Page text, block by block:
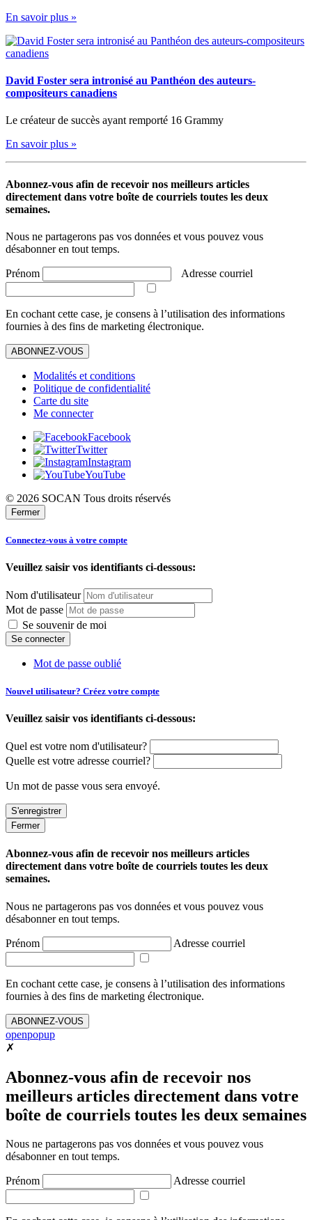
En savoir plus »
David Foster sera intronisé au Panthéon des auteurs-
compositeurs canadiens
Le créateur de succès ayant remporté 16 Grammy
En savoir plus »
Abonnez-vous afin de recevoir nos meilleurs articles
directement dans votre boîte de courriels toutes les deux
semaines.
Nous ne partagerons pas vos données et vous pouvez vous
désabonner en tout temps.
Prénom Adresse courriel
En cochant cette case, je consens à l’utilisation des informations
fournies à des fins de marketing électronique.
ABONNEZ-VOUS
Modalités et conditions
Politique de confidentialité
Carte du site
Me connecter
Facebook
Twitter
Instagram
YouTube
© 2026 SOCAN Tous droits réservés
Fermer
Connectez-vous à votre compte
Veuillez saisir vos identifiants ci-dessous:
Nom d'utilisateur
Mot de passe
Se souvenir de moi
Mot de passe oublié
Nouvel utilisateur? Créez votre compte
Veuillez saisir vos identifiants ci-dessous:
Quel est votre nom d'utilisateur?
Quelle est votre adresse courriel?
Un mot de passe vous sera envoyé.
Fermer
Abonnez-vous afin de recevoir nos meilleurs articles
directement dans votre boîte de courriels toutes les deux
semaines.
Nous ne partagerons pas vos données et vous pouvez vous
désabonner en tout temps.
Prénom Adresse courriel
En cochant cette case, je consens à l’utilisation des informations
fournies à des fins de marketing électronique.
ABONNEZ-VOUS
openpopup
✗
Abonnez-vous afin de recevoir nos
meilleurs articles directement dans votre
boîte de courriels toutes les deux semaines
Nous ne partagerons pas vos données et vous pouvez vous
désabonner en tout temps.
Prénom Adresse courriel